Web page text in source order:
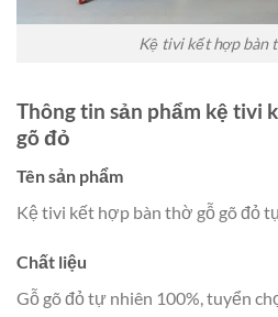
Kệ tivi kết hợp bàn
Thông tin sản phẩm kệ tivi
gõ đỏ
Tên sản phẩm
Kệ tivi kết hợp bàn thờ gỗ gõ đỏ
Chất liệu
Gỗ gõ đỏ tự nhiên 100%, tuyển